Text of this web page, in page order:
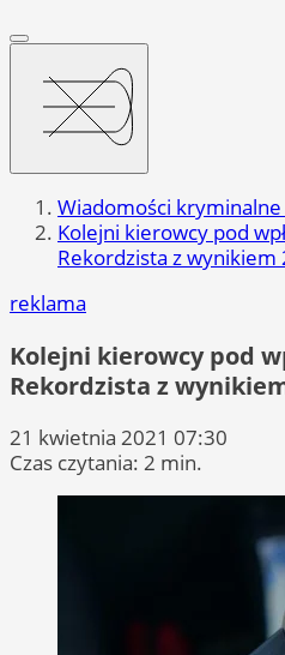
Wiadomości kryminalne
Kolejni kierowcy pod
Rekordzista z wynikiem
reklama
Kolejni kierowcy pod
Rekordzista z
21 kwietnia 2021 07:30
Czas czytania: 2 min.